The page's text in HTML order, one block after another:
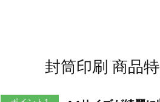
封筒印刷 商品